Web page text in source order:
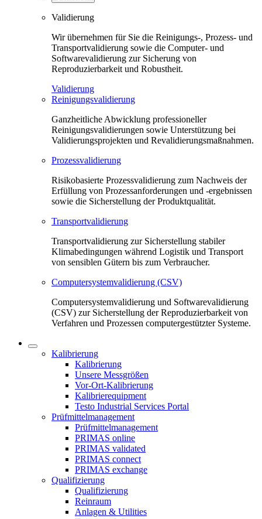
Validierung
Wir übernehmen für Sie die Reinigungs-, Prozess- und
Transportvalidierung sowie die Computer- und
Softwarevalidierung zur Sicherung von
Reproduzierbarkeit und Robustheit.
Validierung
Reinigungsvalidierung
Ganzheitliche Abwicklung professioneller
Reinigungsvalidierungen sowie Unterstützung bei
Validierungsprojekten und Revalidierungsmaßnahmen.
Prozessvalidierung
Risikobasierte Prozessvalidierung zum Nachweis der
Erfüllung von Prozessanforderungen und -ergebnissen
sowie die Sicherstellung der Produktqualität.
Transportvalidierung
Transportvalidierung zur Sicherstellung stabiler
Klimabedingungen während Logistik und Transport
von sensiblen Gütern bis zum Verbraucher.
Computersystemvalidierung (CSV)
Computersystemvalidierung und Softwarevalidierung
(CSV) zur Sicherstellung der Reproduzierbarkeit von
Verfahren und Prozessen computergestützter Systeme.
Kalibrierung
Kalibrierung
Unsere Messgrößen
Vor-Ort-Kalibrierung
Kalibrierequipment
Testo Industrial Services Portal
Prüfmittelmanagement
Prüfmittelmanagement
PRIMAS online
PRIMAS validated
PRIMAS connect
PRIMAS exchange
Qualifizierung
Qualifizierung
Reinraum
Anlagen & Utilities